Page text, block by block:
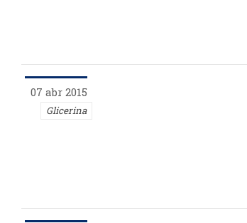
07 abr 2015
Glicerina